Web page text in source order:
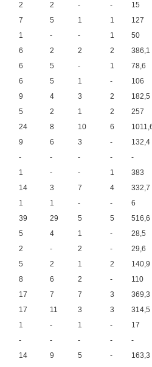
2 2 - -
15
7 5 1 1
127
1 - - 1
50
6 2 2 2
386,1
6 5 - 1
78,6
6 5 1 -
106
9 4 3 2
182,5
5 2 1 2
257
24 8 10 6
9 6 3 -
132,4
- - - -
-
1 - - 1
383
14 3 7 4
332,7
1 1 - -
6
39 29 5 5
516,6
5 4 1 -
28,5
2 - 2 -
29,6
5 2 1 2
140,9
8 6 2 -
110
17 7 7 3
369,3
17 11 3 3
314,5
1 - 1 -
17
- - - -
-
14 9 5 -
163,3